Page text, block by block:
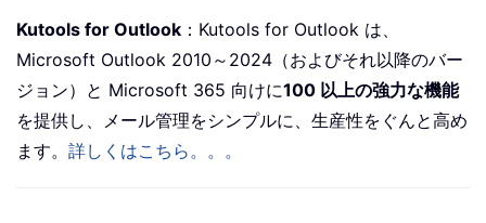
Kutools for Outlook ：Kutools for Outlook は、
Microsoft Outlook 2010～2024（およびそれ以降のバー
ジョン）と Microsoft 365 向けに100 以上の強力な機能
を提供し、メール管理をシンプルに、生産性をぐんと高め
ます。 詳しくはこちら。。。